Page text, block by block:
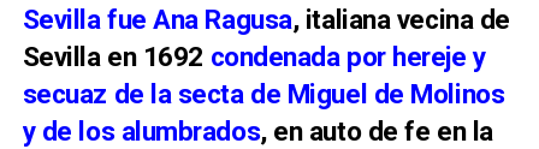
Sevilla fue Ana Ragusa, italiana vecina de
Sevilla en 1692 condenada por hereje y
secuaz de la secta de Miguel de Molinos
y de los alumbrados, en auto de fe en la